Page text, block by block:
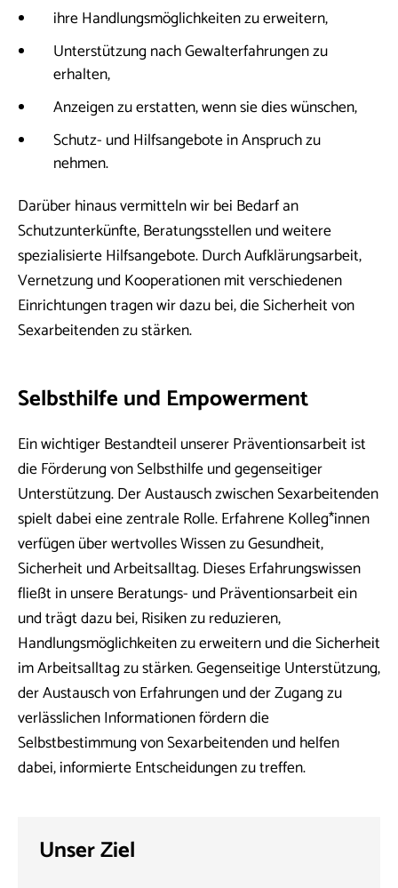
ihre Handlungsmöglichkeiten zu erweitern,
Unterstützung nach Gewalterfahrungen zu
erhalten,
Anzeigen zu erstatten, wenn sie dies wünschen,
Schutz- und Hilfsangebote in Anspruch zu
nehmen.
Darüber hinaus vermitteln wir bei Bedarf an
Schutzunterkünfte, Beratungsstellen und weitere
spezialisierte Hilfsangebote. Durch Aufklärungsarbeit,
Vernetzung und Kooperationen mit verschiedenen
Einrichtungen tragen wir dazu bei, die Sicherheit von
Sexarbeitenden zu stärken.
Selbsthilfe und Empowerment
Ein wichtiger Bestandteil unserer Präventionsarbeit ist
die Förderung von Selbsthilfe und gegenseitiger
Unterstützung. Der Austausch zwischen Sexarbeitenden
spielt dabei eine zentrale Rolle. Erfahrene Kolleg*innen
verfügen über wertvolles Wissen zu Gesundheit,
Sicherheit und Arbeitsalltag. Dieses Erfahrungswissen
fließt in unsere Beratungs- und Präventionsarbeit ein
und trägt dazu bei, Risiken zu reduzieren,
Handlungsmöglichkeiten zu erweitern und die Sicherheit
im Arbeitsalltag zu stärken. Gegenseitige Unterstützung,
der Austausch von Erfahrungen und der Zugang zu
verlässlichen Informationen fördern die
Selbstbestimmung von Sexarbeitenden und helfen
dabei, informierte Entscheidungen zu treffen.
Unser Ziel